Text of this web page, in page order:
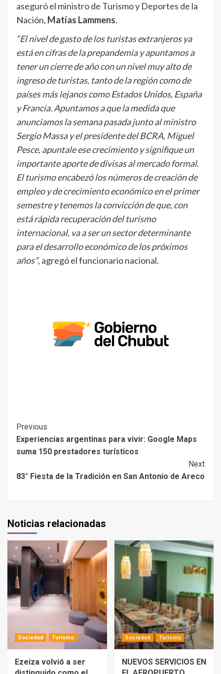
aseguró el ministro de Turismo y Deportes de la
Nación, Matías Lammens.
“El nivel de gasto de los turistas extranjeros ya
está en cifras de la prepandemia y apuntamos a
tener un cierre de año con un nivel muy alto de
ingreso de turistas, tanto de la región como de
países más lejanos como Estados Unidos, España
y Francia. Apuntamos a que la medida que
anunciamos la semana pasada junto al ministro
Sergio Massa y el presidente del BCRA, Miguel
Pesce, apuntale ese crecimiento y signifique un
importante aporte de divisas al mercado formal.
El turismo encabezó los números de creación de
empleo y de crecimiento económico en el primer
semestre y tenemos la convicción de que, con
está rápida recuperación del turismo
internacional, va a ser un sector determinante
para el desarrollo económico de los próximos
años”, agregó el funcionario nacional.
Previous
Experiencias argentinas para vivir: Google Maps
suma 150 prestadores turísticos
Next
83° Fiesta de la Tradición en San Antonio de Areco
Noticias relacionadas
Sociedad Turismo
Ezeiza volvió a ser
Sociedad Turismo
NUEVOS SERVICIOS EN